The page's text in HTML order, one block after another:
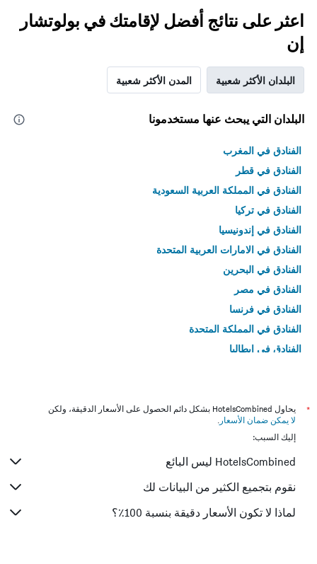
اعثر على نتائج أفضل لإقامتك في بولوتشار
إن
البلدان الأكثر شعبية المدن الأكثر شعبية
البلدان التي يبحث عنها مستخدمونا
الفنادق في المغرب
الفنادق في قطر
الفنادق في المملكة العربية السعودية
الفنادق في تركيا
الفنادق في إندونيسيا
الفنادق في الامارات العربية المتحدة
الفنادق في البحرين
الفنادق في مصر
الفنادق في فرنسا
الفنادق في المملكة المتحدة
الفنادق في إيطاليا
*
يحاول HotelsCombined بشكل دائم الحصول على الأسعار الدقيقة، ولكن
لا يمكن ضمان الأسعار .
إليك السبب:
HotelsCombined ليس البائع
نقوم بتجميع الكثير من البيانات لك
لماذا لا تكون الأسعار دقيقة بنسبة 100٪؟